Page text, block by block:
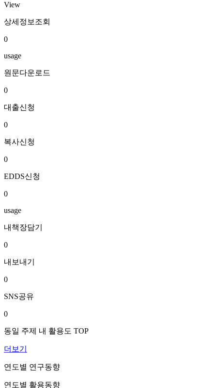
View
상세정보조회
0
usage
원문다운로드
0
대출신청
0
복사신청
0
EDDS신청
0
usage
내책장담기
0
내보내기
0
SNS공유
0
동일 주제 내 활용도 TOP
더보기
연도별 연구동향
연도별 활용동향